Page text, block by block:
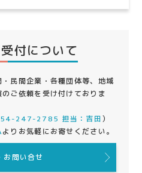
付について
民間企業・各種団体等、地域
ご依頼を受け付けておりま
247-2785 担当：吉田）
よりお気軽にお寄せください。
お問い合せ